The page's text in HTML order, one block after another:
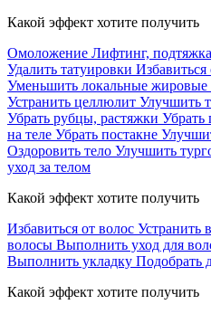
Какой эффект хотите получить
Омоложение Лифтинг,
Удалить татуировки
Уменьшить локальные жировые
Устранить целлюлит Улучшить
Убрать рубцы, растяжки Убрать
на теле Убрать постакне
Оздоровить тело Улучшить
уход за телом
Какой эффект хотите получить
Избавиться от волос Устранить
волосы Выполнить уход для
Выполнить укладку Подобрать
Какой эффект хотите получить